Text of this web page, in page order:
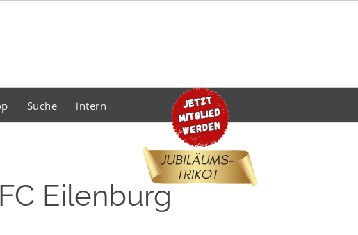
Suche intern
Eilenburg